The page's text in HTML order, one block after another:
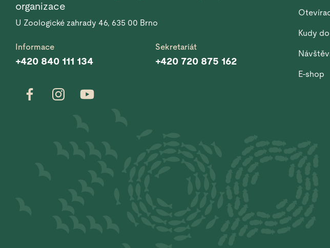
organizace
U Zoologické zahrady 46, 635 00 Brno
Informace
+420 840 111 134
Sekretariát
+420 720 875 162
Kudy
E-shop